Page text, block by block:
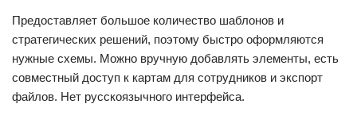
Предоставляет большое количество шаблонов и
стратегических решений, поэтому быстро оформляются
нужные схемы. Можно вручную добавлять элементы, есть
совместный доступ к картам для сотрудников и экспорт
файлов. Нет русскоязычного интерфейса.